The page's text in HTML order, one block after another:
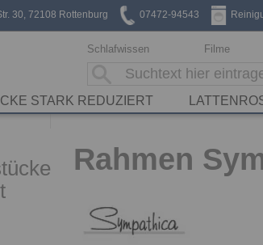
30, 72108 Rottenburg 07472-94543
Schlafwissen Filme
STARK REDUZIERT
Rahmen